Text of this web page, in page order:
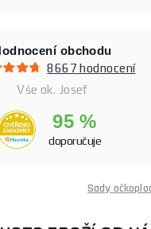
obchodu
8667 hodnocení
Vše ok. Josef
95 %
doporučuje
Sady